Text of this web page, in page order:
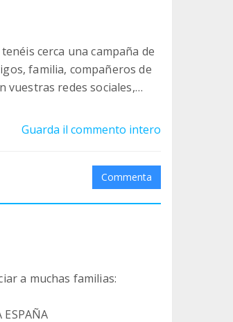
cerca una campaña de
familia, compañeros de
vuestras redes sociales,
Guarda il commento intero
Commenta
a muchas familias:
ESPAÑA